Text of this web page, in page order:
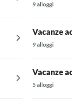
9 alloggi
Vacanze
9 alloggi
Vacanze
5 alloggi